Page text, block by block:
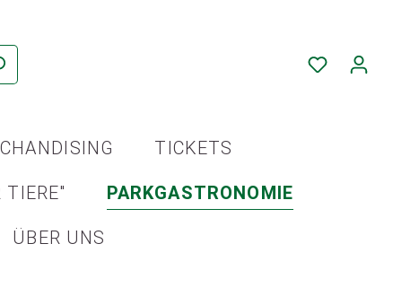
TICKETS
PARKGASTRONOMIE
ÜBER UNS